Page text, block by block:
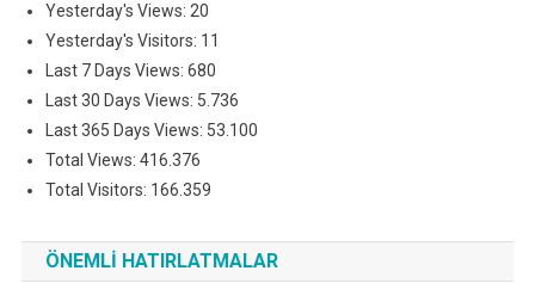
Yesterday's Views: 20
Yesterday's Visitors: 11
Last 7 Days Views: 680
Last 30 Days Views: 5.736
Last 365 Days Views: 53.100
Total Views: 416.376
Total Visitors: 166.359
ÖNEMLI HATIRLATMALAR